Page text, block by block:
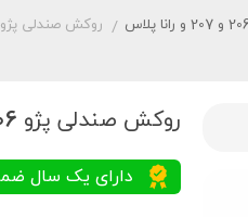
/ روکش صندلی پژو 206 و 207 و رانا پلاس چرم مدل دوماکو
روکش صندلی پژو 206 و 207 و رانا پلاس چرم مدل دوماکو